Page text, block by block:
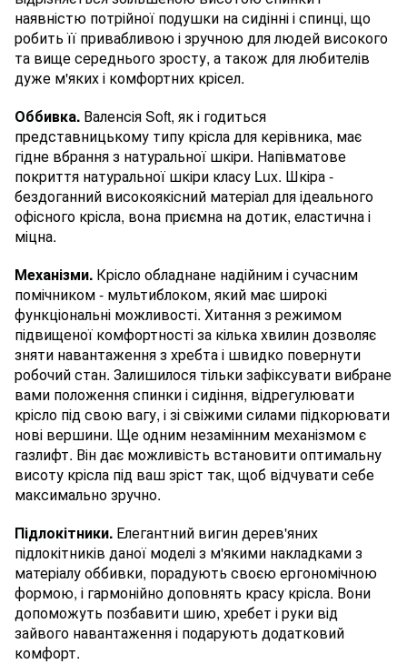
наявністю потрійної подушки на сидінні і спинці, що
робить її привабливою і зручною для людей високого
та вище середнього зросту, а також для любителів
дуже м'яких і комфортних крісел.
Оббивка. Валенсія Soft, як і годиться
представницькому типу крісла для керівника, має
гідне вбрання з натуральної шкіри. Напівматове
покриття натуральної шкіри класу Lux. Шкіра -
бездоганний високоякісний матеріал для ідеального
офісного крісла, вона приємна на дотик, еластична і
міцна.
Механізми. Крісло обладнане надійним і сучасним
помічником - мультиблоком, який має широкі
функціональні можливості. Хитання з режимом
підвищеної комфортності за кілька хвилин дозволяє
зняти навантаження з хребта і швидко повернути
робочий стан. Залишилося тільки зафіксувати вибране
вами положення спинки і сидіння, відрегулювати
крісло під свою вагу, і зі свіжими силами підкорювати
нові вершини. Ще одним незамінним механізмом є
газлифт. Він дає можливість встановити оптимальну
висоту крісла під ваш зріст так, щоб відчувати себе
максимально зручно.
Підлокітники. Елегантний вигин дерев'яних
підлокітників даної моделі з м'якими накладками з
матеріалу оббивки, порадують своєю ергономічною
формою, і гармонійно доповнять красу крісла. Вони
допоможуть позбавити шию, хребет і руки від
зайвого навантаження і подарують додатковий
комфорт.